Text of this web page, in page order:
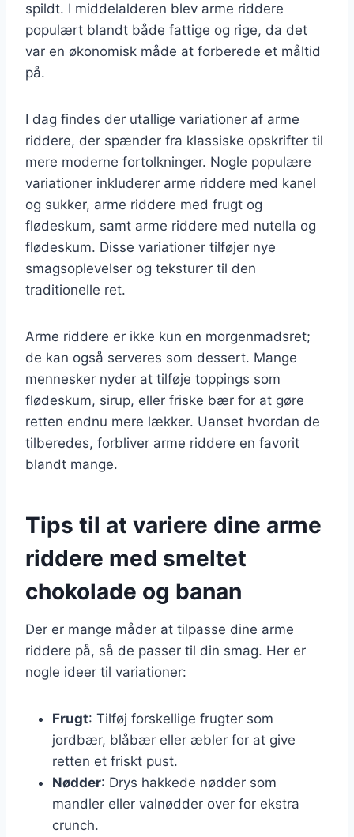
spildt. I middelalderen blev arme riddere
populært blandt både fattige og rige, da det
var en økonomisk måde at forberede et måltid
på.
I dag findes der utallige variationer af arme
riddere, der spænder fra klassiske opskrifter til
mere moderne fortolkninger. Nogle populære
variationer inkluderer arme riddere med kanel
og sukker, arme riddere med frugt og
flødeskum, samt arme riddere med nutella og
flødeskum. Disse variationer tilføjer nye
smagsoplevelser og teksturer til den
traditionelle ret.
Arme riddere er ikke kun en morgenmadsret;
de kan også serveres som dessert. Mange
mennesker nyder at tilføje toppings som
flødeskum, sirup, eller friske bær for at gøre
retten endnu mere lækker. Uanset hvordan de
tilberedes, forbliver arme riddere en favorit
blandt mange.
Tips til at variere dine arme
riddere med smeltet
chokolade og banan
Der er mange måder at tilpasse dine arme
riddere på, så de passer til din smag. Her er
nogle ideer til variationer:
Frugt: Tilføj forskellige frugter som
jordbær, blåbær eller æbler for at give
retten et friskt pust.
Nødder: Drys hakkede nødder som
mandler eller valnødder over for ekstra
crunch.